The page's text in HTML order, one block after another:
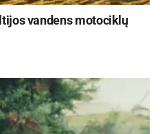
vandens motociklų